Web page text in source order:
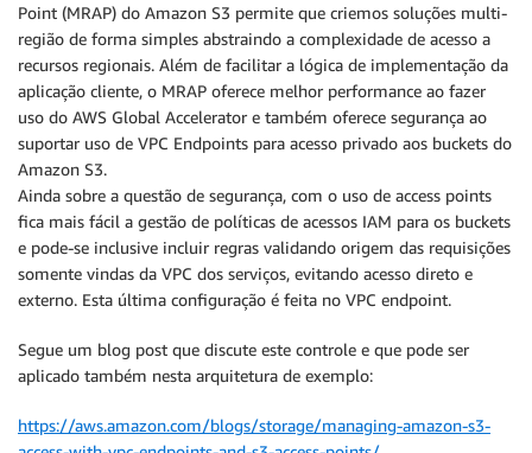
Point (MRAP) do Amazon S3 permite que criemos soluções multi-
região de forma simples abstraindo a complexidade de acesso a
recursos regionais. Além de facilitar a lógica de implementação da
aplicação cliente, o MRAP oferece melhor performance ao fazer
uso do AWS Global Accelerator e também oferece segurança ao
suportar uso de VPC Endpoints para acesso privado aos buckets do
Amazon S3.
Ainda sobre a questão de segurança, com o uso de access points
fica mais fácil a gestão de políticas de acessos IAM para os buckets
e pode-se inclusive incluir regras validando origem das requisições
somente vindas da VPC dos serviços, evitando acesso direto e
externo. Esta última configuração é feita no VPC endpoint.
Segue um blog post que discute este controle e que pode ser
aplicado também nesta arquitetura de exemplo:
https://aws.amazon.com/blogs/storage/managing-amazon-s3-